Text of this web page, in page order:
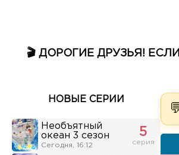
🎬 ДОРОГИЕ ДРУЗЬЯ!
НОВЫЕ СЕРИИ
Необъятный
океан 3 сезон
Сегодня, 16:12
5
серия